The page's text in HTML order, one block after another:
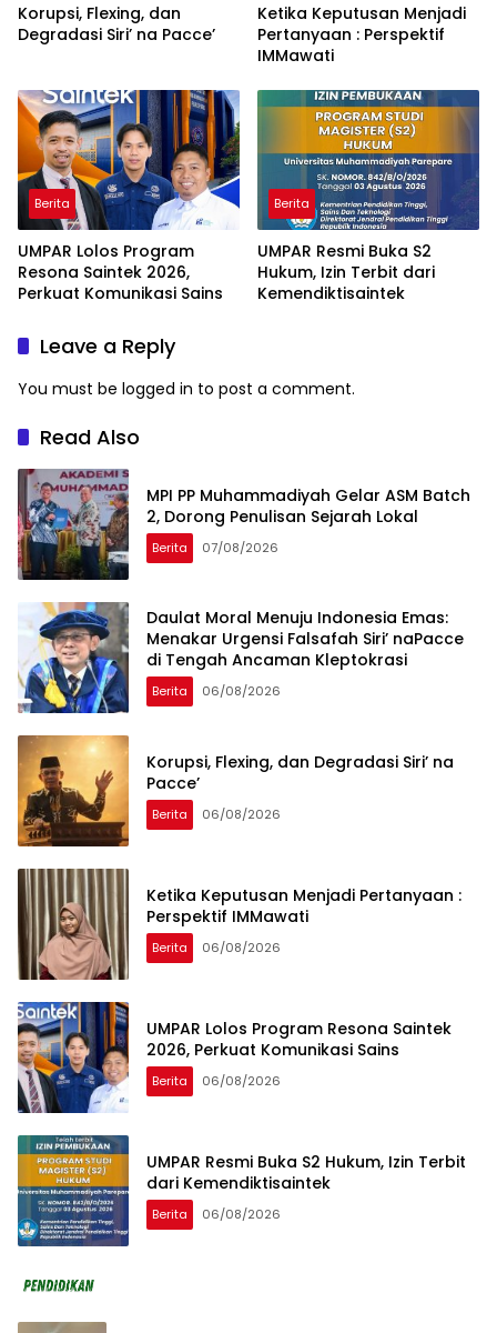
Korupsi, Flexing, dan
Degradasi Siri’ na Pacce’
Ketika Keputusan Menjadi
Pertanyaan : Perspektif
IMMawati
Berita
UMPAR Lolos Program
Resona Saintek 2026,
Perkuat Komunikasi Sains
Berita
UMPAR Resmi Buka S2
Hukum, Izin Terbit dari
Kemendiktisaintek
Leave a Reply
You must be logged in to post a comment.
Read Also
MPI PP Muhammadiyah Gelar ASM Batch
2, Dorong Penulisan Sejarah Lokal
Berita 07/08/2026
Daulat Moral Menuju Indonesia Emas:
Menakar Urgensi Falsafah Siri’ naPacce
di Tengah Ancaman Kleptokrasi
Berita 06/08/2026
Korupsi, Flexing, dan Degradasi Siri’ na
Pacce’
Berita 06/08/2026
Ketika Keputusan Menjadi Pertanyaan :
Perspektif IMMawati
Berita 06/08/2026
UMPAR Lolos Program Resona Saintek
2026, Perkuat Komunikasi Sains
Berita 06/08/2026
UMPAR Resmi Buka S2 Hukum, Izin Terbit
dari Kemendiktisaintek
Berita 06/08/2026